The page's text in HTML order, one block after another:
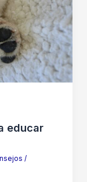
educar
/